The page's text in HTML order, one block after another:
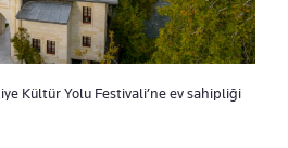
Kültür Yolu Festivali’ne ev sahipliği